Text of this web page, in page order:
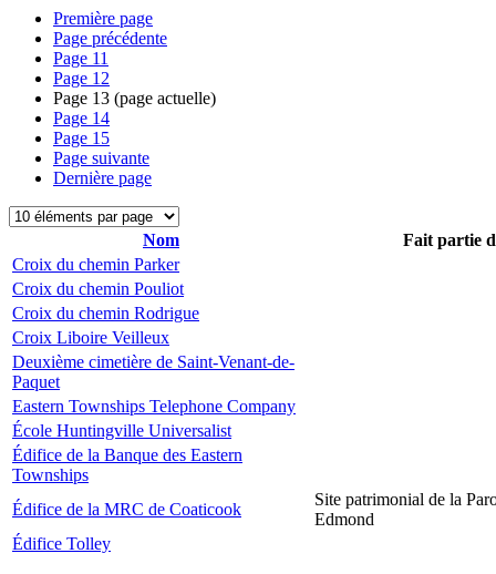
Première page
Page précédente
Page 11
Page 12
Page 13 (page actuelle)
Page 14
Page 15
Page suivante
Dernière page
Nom
Fait partie
Croix du chemin Parker
Croix du chemin Pouliot
Croix du chemin Rodrigue
Croix Liboire Veilleux
Deuxième cimetière de Saint-Venant-de-
Paquet
Eastern Townships Telephone Company
École Huntingville Universalist
Édifice de la Banque des Eastern
Townships
Édifice de la MRC de Coaticook
Site patrimonial de la
Edmond
Édifice Tolley